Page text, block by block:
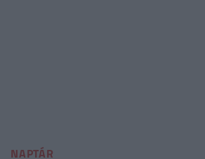
NAPTÁR